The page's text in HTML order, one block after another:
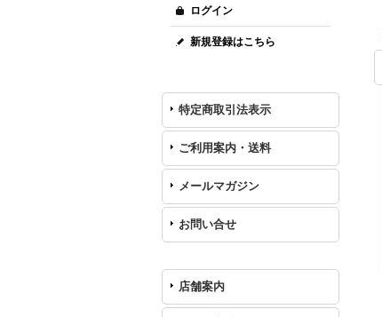
ログイン
新規登録はこちら
特定商取引法表示
ご利用案内・送料
メールマガジン
お問い合せ
店舗案内